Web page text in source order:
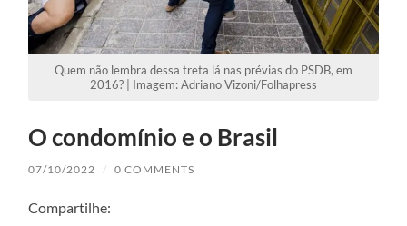
Quem não lembra dessa treta lá nas prévias do PSDB, em
2016? | Imagem: Adriano Vizoni/Folhapress
O condomínio e o Brasil
07/10/2022 / 0 COMMENTS
Compartilhe: